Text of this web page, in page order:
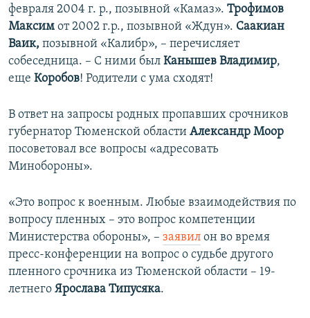
февраля 2004 г. р., позывной «Камаз». Трофимов
Максим от 2002 г.р., позывной «Ждун». Саакиан
Ваик, позывной «Калибр», – перечисляет
собеседница. – С ними был Канышев Владимир,
еще Коробов! Родители с ума сходят!
В ответ на запросы родных пропавших срочников
губернатор Тюменской области Александр Моор
посоветовал все вопросы «адресовать
Минобороны».
«Это вопрос к военным. Любые взаимодействия по
вопросу пленных – это вопрос компетенции
Министерства обороны», – заявил он во время
пресс-конференции на вопрос о судьбе другого
пленного срочника из Тюменской области – 19-
летнего Ярослава Типусяка.